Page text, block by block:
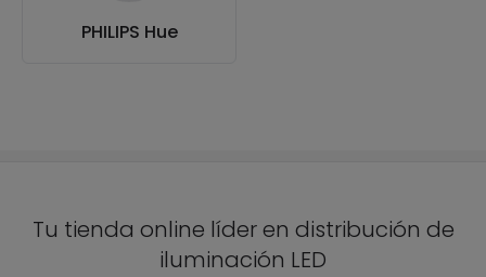
PHILIPS Hue
Tu tienda online líder en distribución de
iluminación LED